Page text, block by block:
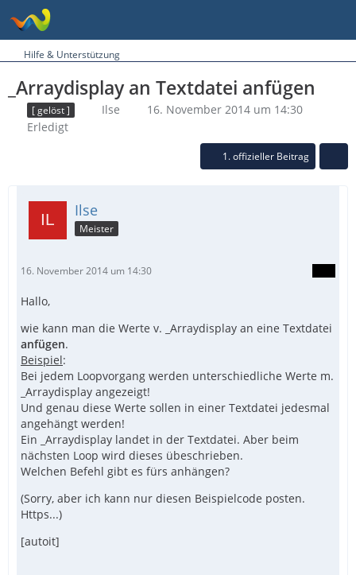
Hilfe & Unterstützung
_Arraydisplay an Textdatei anfügen
[ gelöst ] Ilse
16. November 2014 um 14:30
Erledigt
1. offizieller Beitrag
Ilse
Meister
16. November 2014 um 14:30
Hallo,
wie kann man die Werte v. _Arraydisplay an eine Textdatei
anfügen.
Beispiel:
Bei jedem Loopvorgang werden unterschiedliche Werte m.
_Arraydisplay angezeigt!
Und genau diese Werte sollen in einer Textdatei jedesmal
angehängt werden!
Ein _Arraydisplay landet in der Textdatei. Aber beim
nächsten Loop wird dieses übeschrieben.
Welchen Befehl gibt es fürs anhängen?
(Sorry, aber ich kann nur diesen Beispielcode posten.
Https...)
[autoit]